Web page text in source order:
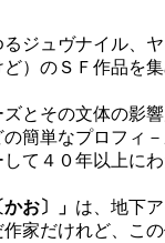
るジュヴナイル、
）のＳＦ作品を
その文体の影
簡単なプロフィ－
て４０年以上に
お〕」 は、地下
家だけれど、こ